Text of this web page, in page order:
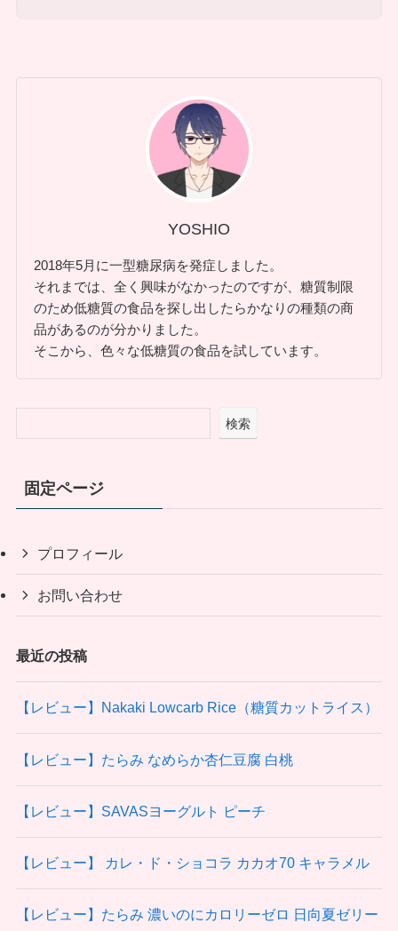
YOSHIO
2018年5月に一型糖尿病を発症しました。
それまでは、全く興味がなかったのですが、糖質制限
のため低糖質の食品を探し出したらかなりの種類の商
品があるのが分かりました。
そこから、色々な低糖質の食品を試しています。
検索
固定ページ
プロフィール
お問い合わせ
最近の投稿
【レビュー】Nakaki Lowcarb Rice（糖質カットライス）
【レビュー】たらみ なめらか杏仁豆腐 白桃
【レビュー】SAVASヨーグルト ピーチ
【レビュー】 カレ・ド・ショコラ カカオ70 キャラメル
【レビュー】たらみ 濃いのにカロリーゼロ 日向夏ゼリー